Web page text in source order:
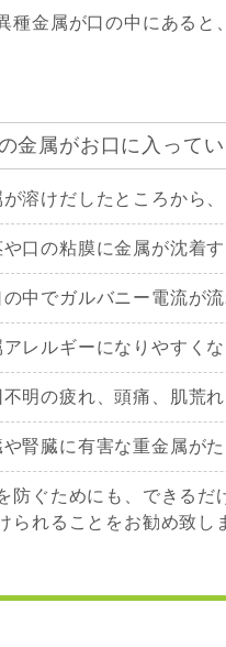
種金属が口の中にある
金属がお口に入って
が溶けだしたところから
口の粘膜に金属が沈着
の中でガルバニー電流が
レルギーになりやすくな
不明の疲れ、頭痛、肌荒
や腎臓に有害な重金属が
防ぐためにも、できる
られることをお勧め致し